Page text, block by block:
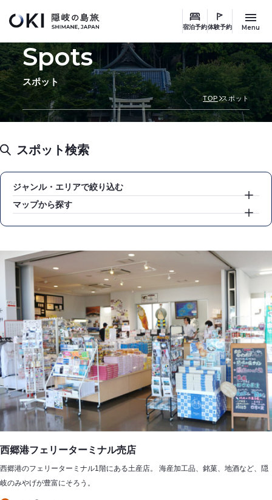
宿泊予約体験予約 Menu
Spots
スポット
TOP スポット
スポット検索
ジャンル・エリアで絞り込む
マップから探す
西郷港フェリーターミナル売店
西郷港のフェリーターミナル1階にある土産店。 海産加工品、銘菓、地酒など、隠
岐のみやげが豊富にそろう。